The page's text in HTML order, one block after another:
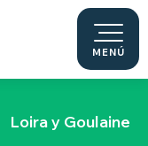
MENÚ
Le Moulin du
Sèvre
Loira y Goulaine